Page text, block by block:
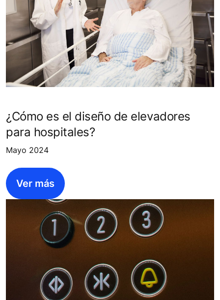
¿Cómo es el diseño de elevadores
para hospitales?
Mayo 2024
Ver más